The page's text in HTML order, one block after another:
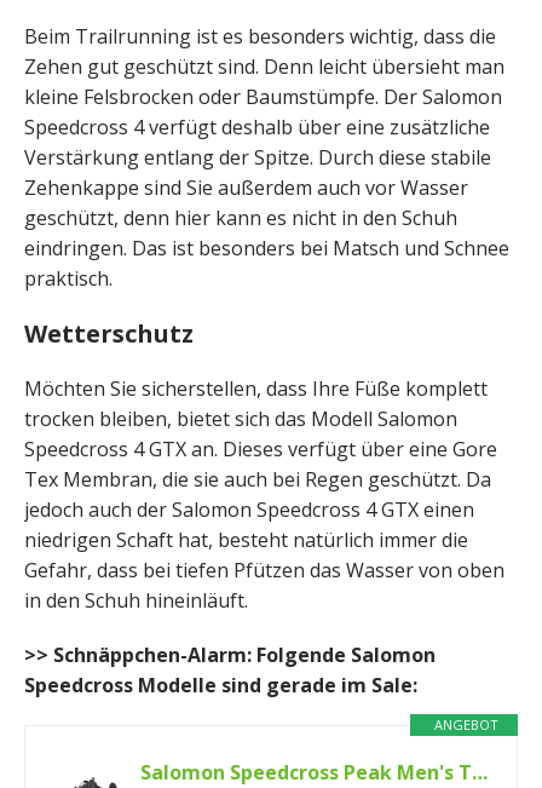
Beim Trailrunning ist es besonders wichtig, dass die
Zehen gut geschützt sind. Denn leicht übersieht man
kleine Felsbrocken oder Baumstümpfe. Der Salomon
Speedcross 4 verfügt deshalb über eine zusätzliche
Verstärkung entlang der Spitze. Durch diese stabile
Zehenkappe sind Sie außerdem auch vor Wasser
geschützt, denn hier kann es nicht in den Schuh
eindringen. Das ist besonders bei Matsch und Schnee
praktisch.
Wetterschutz
Möchten Sie sicherstellen, dass Ihre Füße komplett
trocken bleiben, bietet sich das Modell Salomon
Speedcross 4 GTX an. Dieses verfügt über eine Gore
Tex Membran, die sie auch bei Regen geschützt. Da
jedoch auch der Salomon Speedcross 4 GTX einen
niedrigen Schaft hat, besteht natürlich immer die
Gefahr, dass bei tiefen Pfützen das Wasser von oben
in den Schuh hineinläuft.
>> Schnäppchen-Alarm: Folgende Salomon
Speedcross Modelle sind gerade im Sale:
ANGEBOT
Salomon Speedcross Peak Men's Trail Running Shoes, Precise fit, All-terrain protection , and Active grip, Black, 8.5